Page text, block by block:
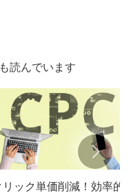
読んでいます
リック単価削減！効率的